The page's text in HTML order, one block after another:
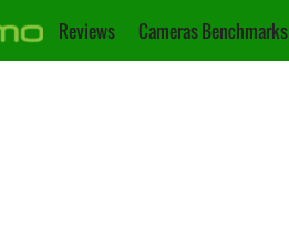
Reviews Cameras Benchmarks